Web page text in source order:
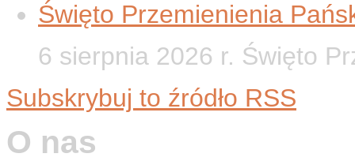
Święto Przemienienia
6 sierpnia 2026 r. Święto
Subskrybuj to źródło RSS
O nas